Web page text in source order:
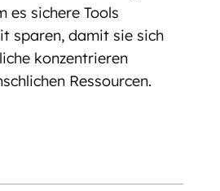
es sichere Tools
sparen, damit sie sich
konzentrieren
Ressourcen.